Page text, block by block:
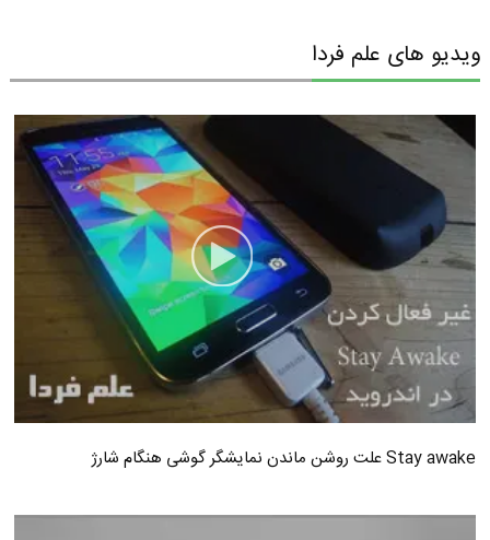
ویدیو های علم فردا
Stay awake علت روشن ماندن نمایشگر گوشی هنگام شارژ